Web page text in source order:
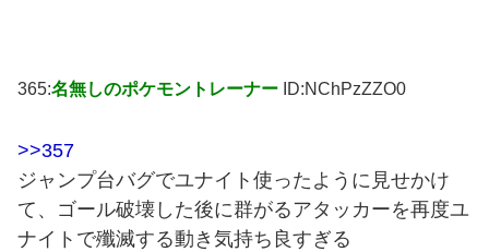
365:名無しのポケモントレーナー ID:NChPzZZO0
>>357
ジャンプ台バグでユナイト使ったように見せかけ
て、ゴール破壊した後に群がるアタッカーを再度ユ
ナイトで殲滅する動き気持ち良すぎる